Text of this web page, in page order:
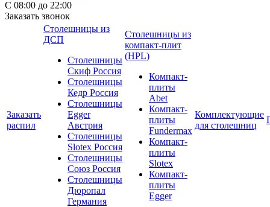
С 08:00 до 22:00
Заказать звонок
Заказать
распил
Столешницы из
ДСП
Столешницы
Скиф Россия
Столешницы
Кедр Россия
Столешницы
Egger
Австрия
Столешницы
Slotex Россия
Столешницы
Союз Россия
Столешницы
Дюропал
Германия
Столешницы из
компакт-плит
(HPL)
Компакт-
плиты
Abet
Компакт-
плиты
Fundermax
Компакт-
плиты
Slotex
Компакт-
плиты
Egger
Комплектующие
для столешниц